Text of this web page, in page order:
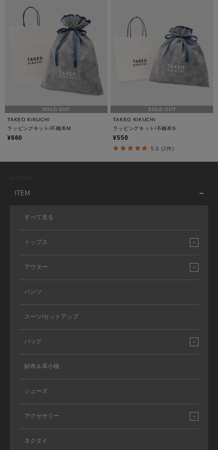
SOLD OUT
TAKEO KIKUCHI
ラッピングキット/不織布M
¥660
SOLD OUT
TAKEO KIKUCHI
ラッピングキット/不織布S
¥550
5.0 (2件)
ITEM
すべて見る
トップス
アウター
パンツ
スーツ/セットアップ
バッグ
財布＆革小物
シューズ
アクセサリー
ネクタイ